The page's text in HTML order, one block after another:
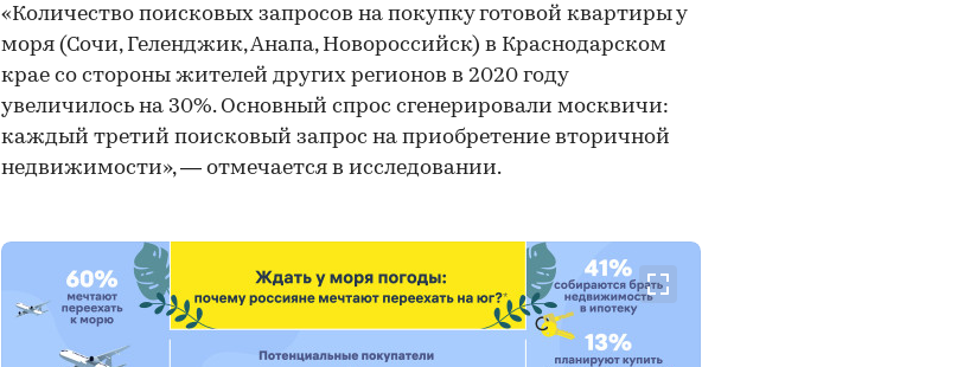
«Количество поисковых запросов на покупку готовой квартиры у
моря (Сочи, Геленджик, Анапа, Новороссийск) в Краснодарском
крае со стороны жителей других регионов в 2020 году
увеличилось на 30%. Основный спрос сгенерировали москвичи:
каждый третий поисковый запрос на приобретение вторичной
недвижимости», — отмечается в исследовании.